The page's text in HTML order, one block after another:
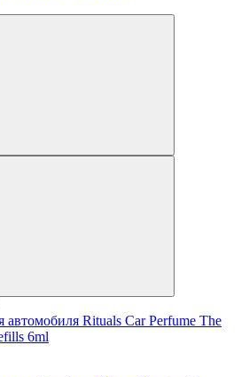
автомобиля Rituals ​Car Perfume The
6ml